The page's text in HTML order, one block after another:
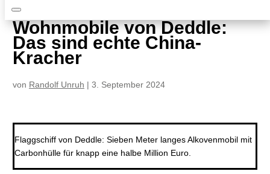
Wohnmobile von Deddle:
Das sind echte China-
Kracher
von Randolf Unruh | 3. September 2024
Flaggschiff von Deddle: Sieben Meter langes Alkovenmobil mit
Carbonhülle für knapp eine halbe Million Euro.